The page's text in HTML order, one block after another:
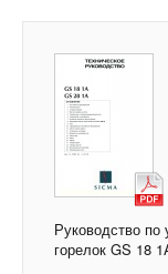
Руководство по
горелок GS 18